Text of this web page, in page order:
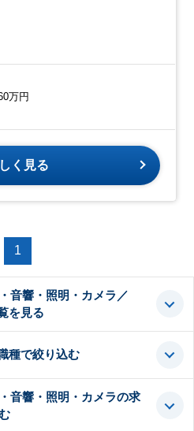
万円
く見る
1
音響・照明・カメラ／
を見る
種で絞り込む
音響・照明・カメラの求